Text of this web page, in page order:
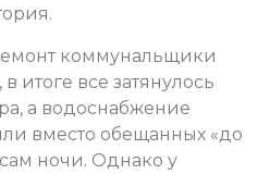
коммунальщики
в итоге все затянулось
а водоснабжение
вместо обещанных «до
ночи. Однако у